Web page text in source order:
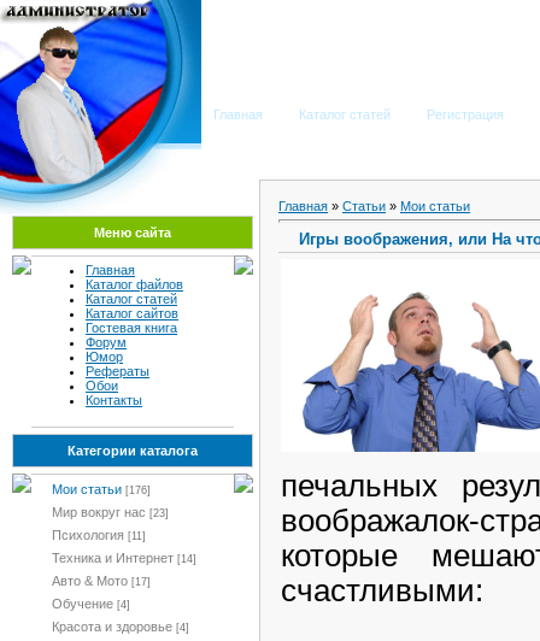
Главная Каталог статей Регистрация
Меню сайта
Главная
Каталог файлов
Каталог статей
Каталог сайтов
Гостевая книга
Форум
Юмор
Рефераты
Обои
Контакты
Категории каталога
Мои статьи [176]
Мир вокруг нас [23]
Психология [11]
Техника и Интернет [14]
Авто & Мото [17]
Обучение [4]
Красота и здоровье [4]
Главная » Статьи » Мои статьи
Игры воображения, или На
печальных
воображалок-
которые
счастливыми: